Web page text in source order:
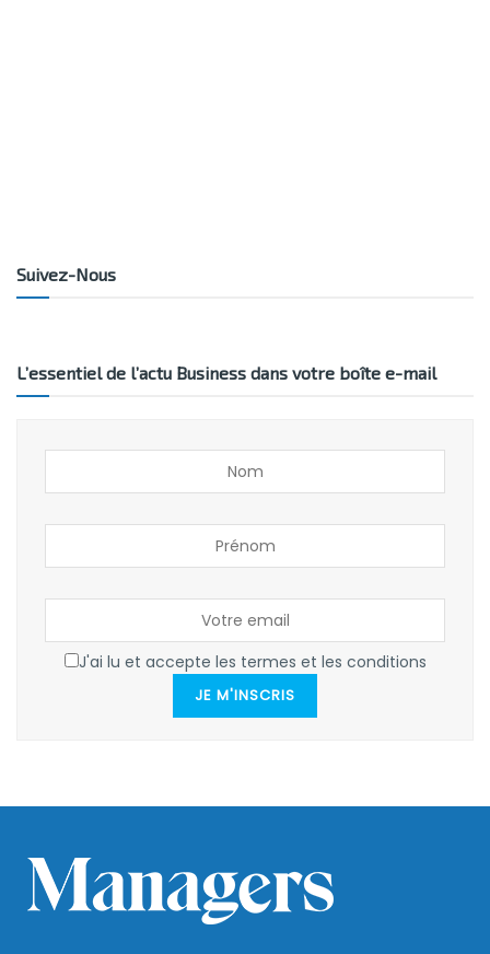
Suivez-Nous
L’essentiel de l’actu Business dans votre boîte e-mail
J'ai lu et accepte les termes et les conditions
JE M'INSCRIS